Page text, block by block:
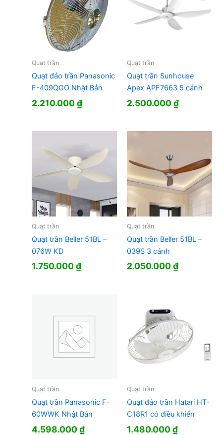
Quạt trần
Quạt đảo trần Panasonic
F-409QGO Nhật Bản
2.210.000₫
Quạt trần
Quạt trần Sunhouse
Apex APF7663 5 cánh
2.500.000₫
Quạt trần
Quạt trần Beller 51BL –
076W KD
1.750.000₫
Quạt trần
Quạt trần Beller 51BL –
039S 3 cánh
2.050.000₫
Quạt trần
Quạt trần Panasonic F-
60WWK Nhật Bản
4.598.000₫
Quạt trần
Quạt đảo trần Hatari HT-
C18R1 có điều khiển
1.480.000₫